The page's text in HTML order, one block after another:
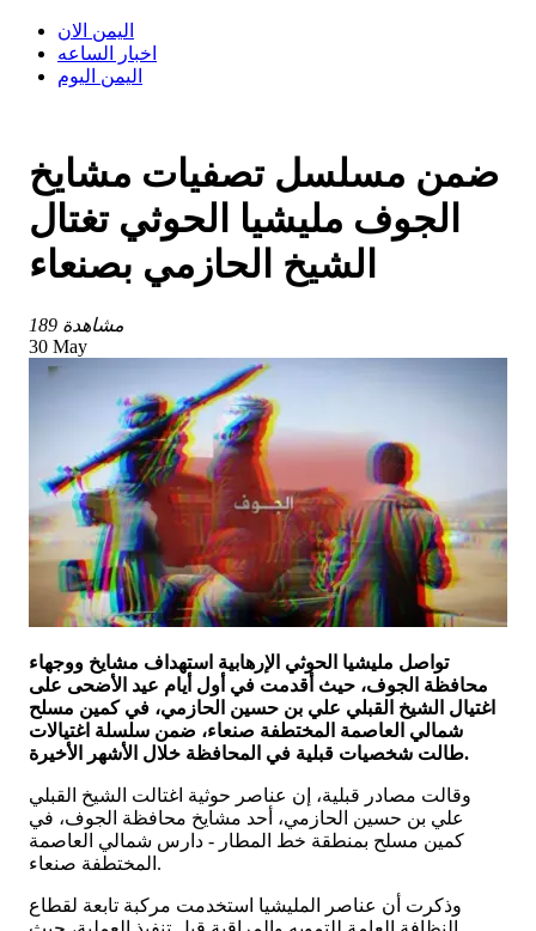
اليمن الان
اخبار الساعه
اليمن اليوم
ضمن مسلسل تصفيات مشايخ
الجوف مليشيا الحوثي تغتال
الشيخ الحازمي بصنعاء
189 مشاهدة
30 May
تواصل مليشيا الحوثي الإرهابية استهداف مشايخ ووجهاء
محافظة الجوف، حيث أقدمت في أول أيام عيد الأضحى على
اغتيال الشيخ القبلي علي بن حسين الحازمي، في كمين مسلح
شمالي العاصمة المختطفة صنعاء، ضمن سلسلة اغتيالات
طالت شخصيات قبلية في المحافظة خلال الأشهر الأخيرة.
وقالت مصادر قبلية، إن عناصر حوثية اغتالت الشيخ القبلي
علي بن حسين الحازمي، أحد مشايخ محافظة الجوف، في
كمين مسلح بمنطقة خط المطار - دارس شمالي العاصمة
المختطفة صنعاء.
وذكرت أن عناصر المليشيا استخدمت مركبة تابعة لقطاع